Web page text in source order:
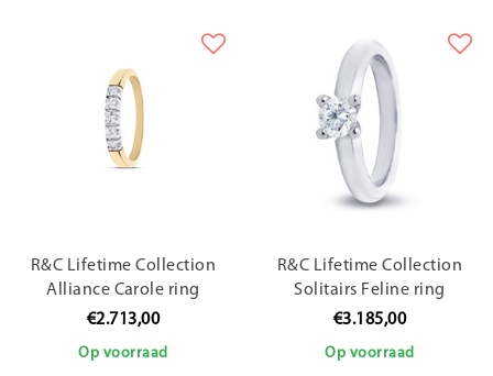
R&C Lifetime Collection
Alliance Carole ring
RIN1707-005Gw/p
€2.713,00
Op voorraad
R&C Lifetime Collection
Solitairs Feline ring
RIN0082LSIRWG
€3.185,00
Op voorraad